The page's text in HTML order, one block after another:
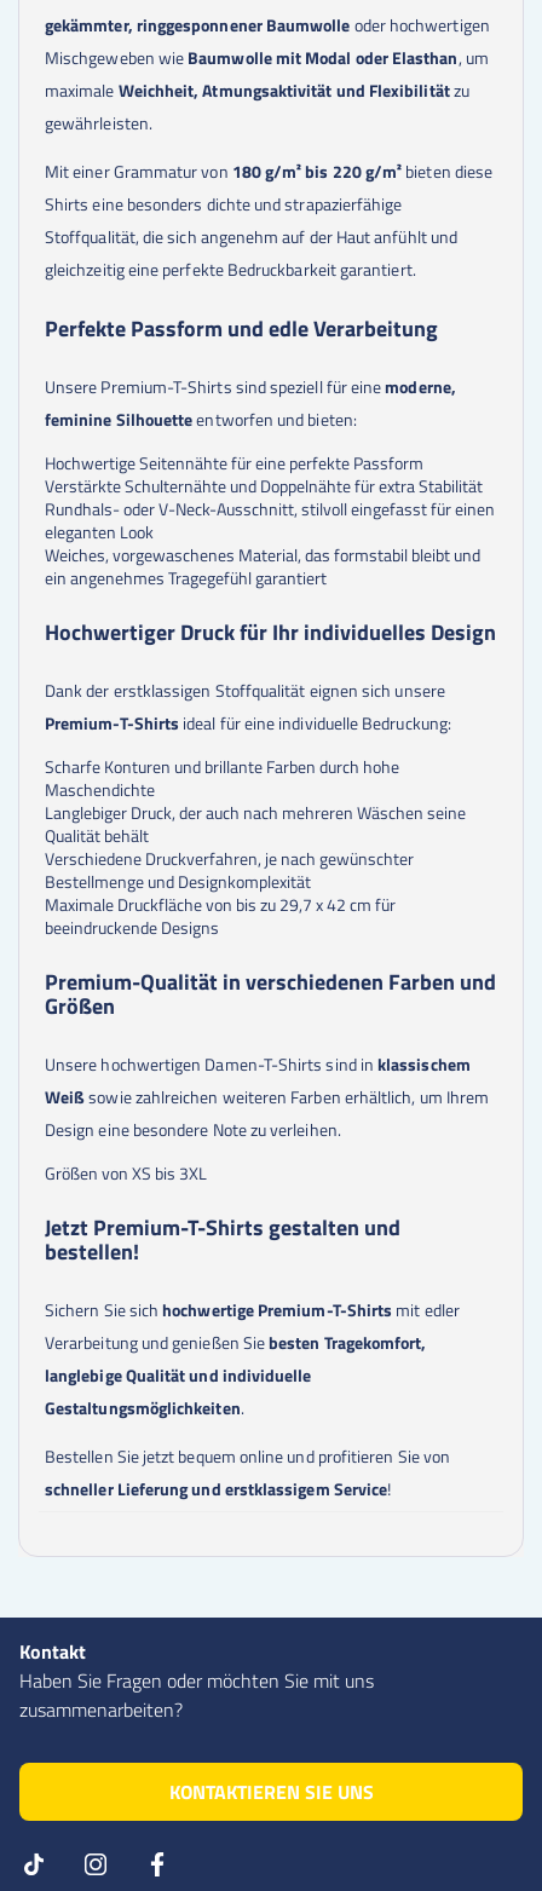
gekämmter, ringgesponnener Baumwolleoder hochwertigen
Mischgeweben wieBaumwolle mit Modal oder Elasthan, um
maximaleWeichheit, Atmungsaktivität und Flexibilitätzu
gewährleisten.
Mit einer Grammatur von 180 g/m² bis 220 g/m²bieten diese
Shirts eine besonders dichte und strapazierfähige
Stoffqualität, die sich angenehm auf der Haut anfühlt und
gleichzeitig eine perfekte Bedruckbarkeit garantiert.
Perfekte Passform und edle Verarbeitung
Unsere Premium-T-Shirts sind speziell für einemoderne,
feminine Silhouetteentworfen und bieten:
Hochwertige Seitennähte für eine perfekte Passform
Verstärkte Schulternähte und Doppelnähte für extra Stabilität
Rundhals- oder V-Neck-Ausschnitt, stilvoll eingefasst für einen
eleganten Look
Weiches, vorgewaschenes Material, das formstabil bleibt und
ein angenehmes Tragegefühl garantiert
Hochwertiger Druck für Ihr individuelles Design
Dank der erstklassigen Stoffqualität eignen sich unsere
Premium-T-Shirts ideal für eine individuelle Bedruckung:
Scharfe Konturen und brillante Farben durch hohe
Maschendichte
Langlebiger Druck, der auch nach mehreren Wäschen seine
Qualität behält
Verschiedene Druckverfahren, je nach gewünschter
Bestellmenge und Designkomplexität
Maximale Druckfläche von bis zu 29,7 x 42 cm für
beeindruckende Designs
Premium-Qualität in verschiedenen Farben und
Größen
Unsere hochwertigen Damen-T-Shirts sind inklassischem
Weißsowie zahlreichen weiteren Farben erhältlich, um Ihrem
Design eine besondere Note zu verleihen.
Größen von XS bis 3XL
Jetzt Premium-T-Shirts gestalten und
bestellen!
Sichern Sie sichhochwertige Premium-T-Shirts mit edler
Verarbeitung und genießen Siebesten Tragekomfort,
langlebige Qualität und individuelle
Gestaltungsmöglichkeiten.
Bestellen Sie jetzt bequem online und profitieren Sie von
schneller Lieferung und erstklassigem Service!
Kontakt
Haben Sie Fragen oder möchten Sie mit uns
zusammenarbeiten?
KONTAKTIEREN SIE UNS